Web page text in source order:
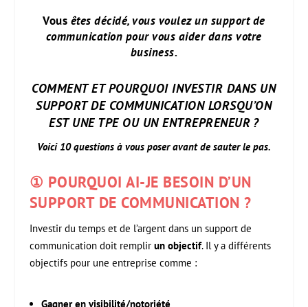
Vous êtes décidé, vous voulez un support de
communication pour vous aider dans votre
business.
COMMENT ET POURQUOI INVESTIR DANS UN
SUPPORT DE COMMUNICATION LORSQU’ON
EST UNE TPE OU UN ENTREPRENEUR ?
Voici10 questions à vous poser avant de sauter le pas.
① POURQUOI AI-JE BESOIN D’UN
SUPPORT DE COMMUNICATION ?
Investir du temps et de l’argent dans un support de
communication doit remplir un objectif. Il y a différents
objectifs pour une entreprise comme :
Gagner en visibilité/notoriété